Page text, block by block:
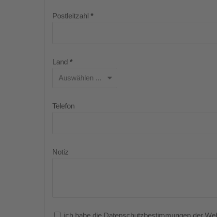
Postleitzahl *
Land *
Telefon
Notiz